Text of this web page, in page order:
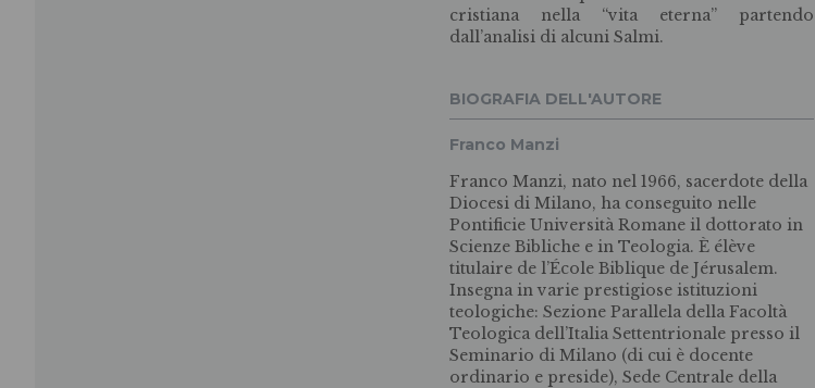
cristiana nella “vita eterna” partendo
dall’analisi di alcuni Salmi.
BIOGRAFIA DELL'AUTORE
Franco Manzi
Franco Manzi, nato nel 1966, sacerdote della
Diocesi di Milano, ha conseguito nelle
Pontificie Università Romane il dottorato in
Scienze Bibliche e in Teologia. È élève
titulaire de l’École Biblique de Jérusalem.
Insegna in varie prestigiose istituzioni
teologiche: Sezione Parallela della Facoltà
Teologica dell’Italia Settentrionale presso il
Seminario di Milano (di cui è docente
ordinario e preside), Sede Centrale della